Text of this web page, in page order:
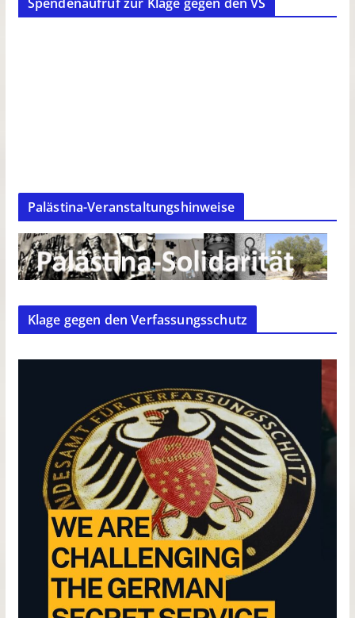
Spendenaufruf zur Klage gegen den VS
Palästina-Veranstaltungshinweise
Klage gegen den Verfassungsschutz